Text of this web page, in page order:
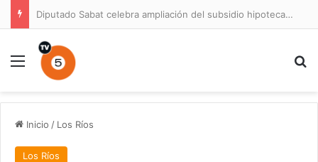
Diputado Sabat celebra ampliación del subsidio hipotecario con viviendas de hasta 6.000 UF
Menú
Inicio / Los Ríos
Los Ríos